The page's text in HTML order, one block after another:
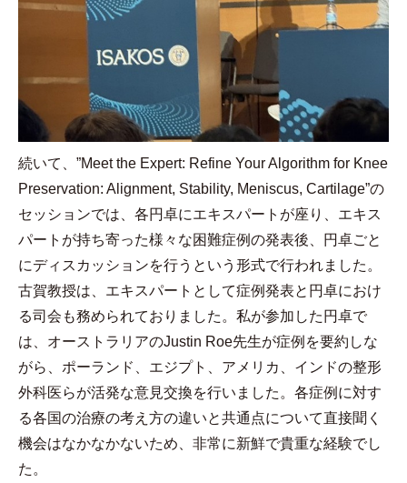
続いて、 ”Meet the Expert: Refine Your Algorithm for Knee
Preservation: Alignment, Stability, Meniscus, Cartilage”の
セッションでは、各円卓にエキスパートが座り、エキス
パートが持ち寄った様々な困難症例の発表後、円卓ごと
にディスカッションを行うという形式で行われました。
古賀教授は、エキスパートとして症例発表と円卓におけ
る司会も務められておりました。私が参加した円卓で
は、オーストラリアのJustin Roe先生が症例を要約しな
がら、ポーランド、エジプト、アメリカ、インドの整形
外科医らが活発な意見交換を行いました。各症例に対す
る各国の治療の考え方の違いと共通点について直接聞く
機会はなかなかないため、非常に新鮮で貴重な経験でし
た。